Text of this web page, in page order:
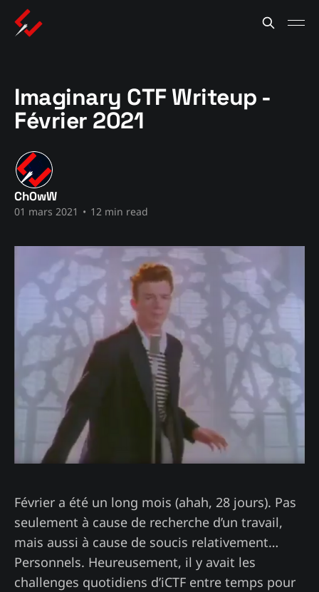
Imaginary CTF Writeup -
Février 2021
Ch0wW
01 mars 2021 • 12 min read
Février a été un long mois (ahah, 28 jours). Pas
seulement à cause de recherche d’un travail,
mais aussi à cause de soucis relativement…
Personnels. Heureusement, il y avait les
challenges quotidiens d’iCTF entre temps pour